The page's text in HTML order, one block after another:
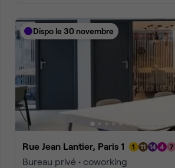
Dispo le 30 novembre
Rue Jean Lantier, Paris 1
Bureau privé • coworking